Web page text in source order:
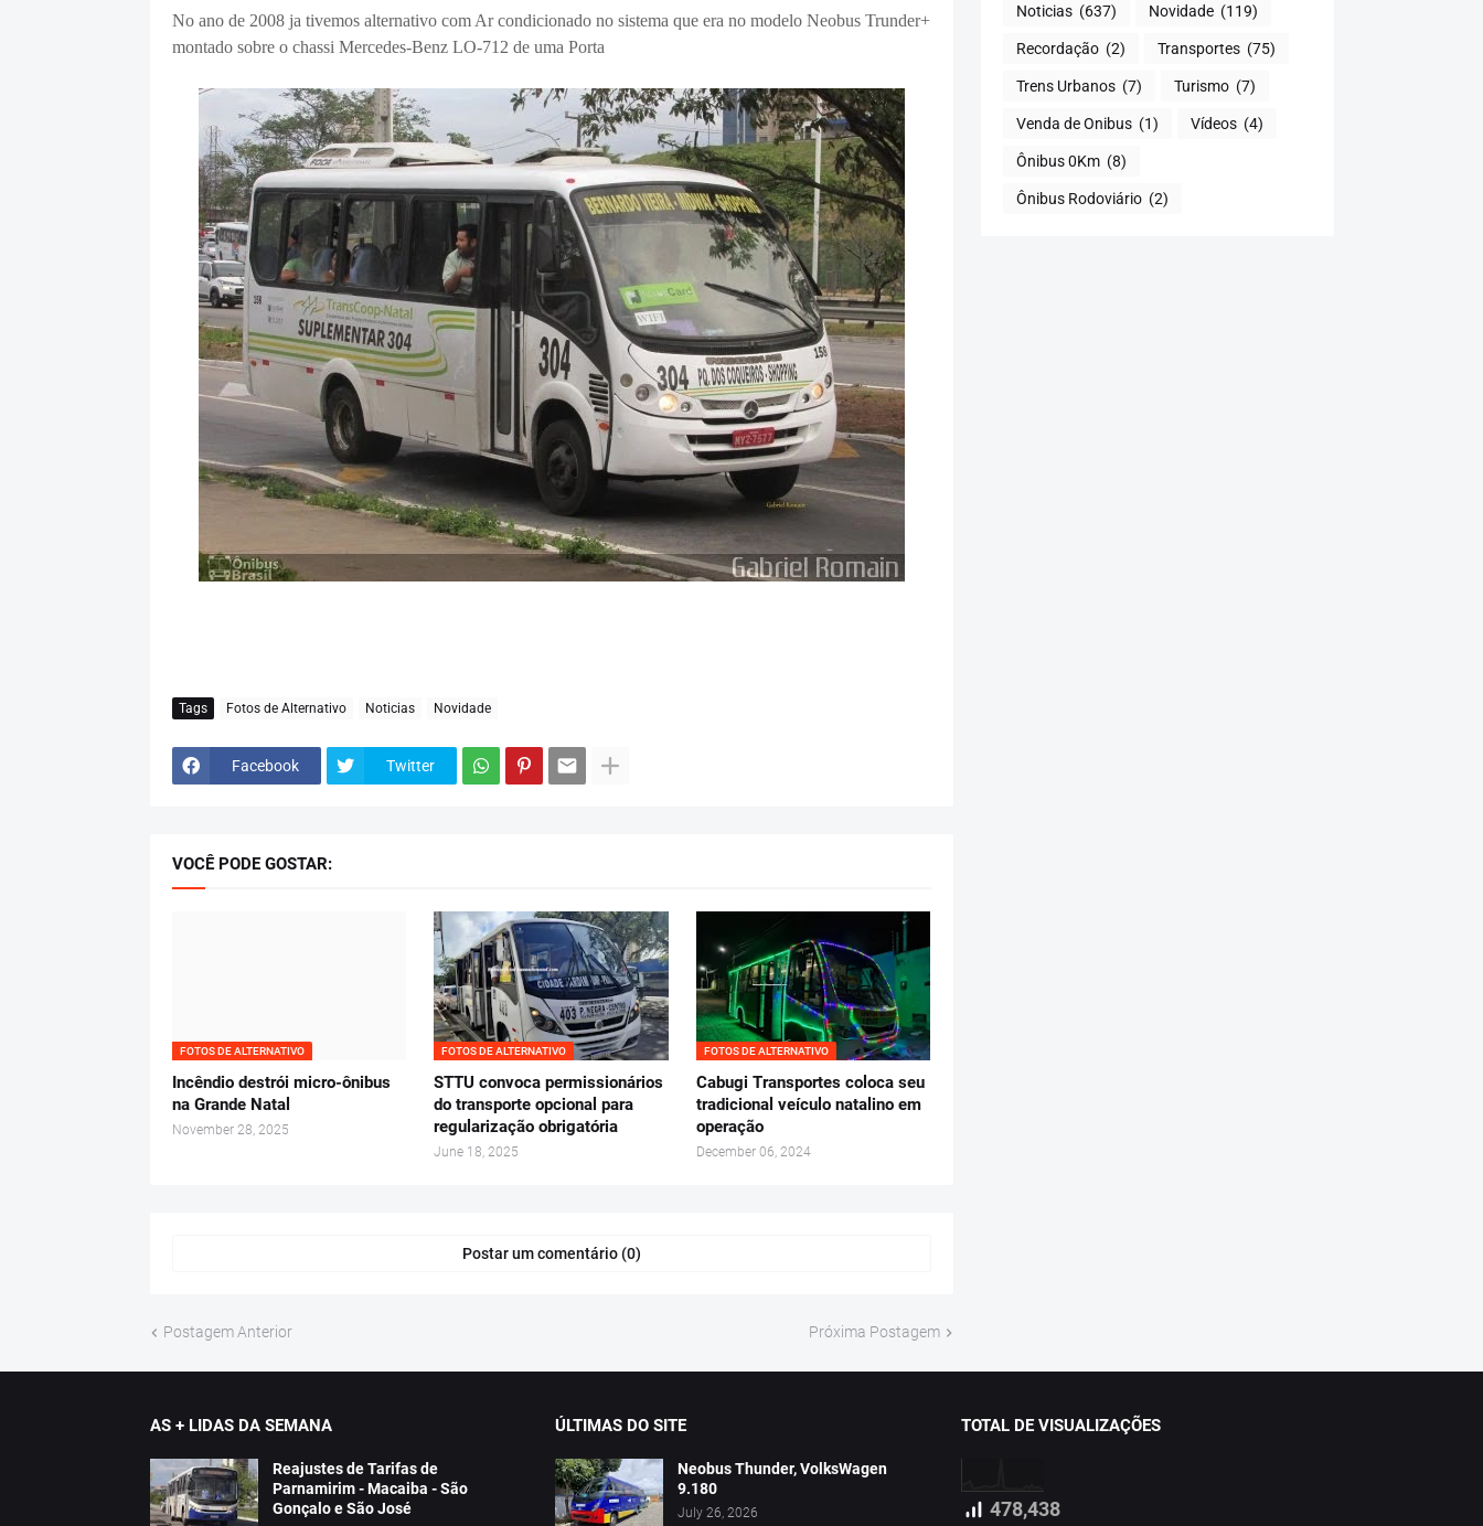
No ano de 2008 ja tivemos alternativo com Ar condicionado no sistema que era no modelo Neobus Trunder+
montado sobre o chassi Mercedes-Benz LO-712 de uma Porta
Tags Fotos de Alternativo Noticias Novidade
Facebook Twitter
VOCÊ PODE GOSTAR:
FOTOS DE ALTERNATIVO
Incêndio destrói micro-ônibus
na Grande Natal
November 28, 2025
FOTOS DE ALTERNATIVO
STTU convoca permissionários
do transporte opcional para
regularização obrigatória
June 18, 2025
FOTOS DE ALTERNATIVO
Cabugi Transportes coloca seu
tradicional veículo natalino em
operação
December 06, 2024
Postar um comentário (0)
Postagem Anterior Próxima Postagem
Noticias (637) Novidade (119)
Recordação (2) Transportes (75)
Trens Urbanos (7) Turismo (7)
Venda de Onibus (1) Vídeos (4)
Ônibus 0Km (8)
Ônibus Rodoviário (2)
AS + LIDAS DA SEMANA
Reajustes de Tarifas de
Parnamirim - Macaiba - São
Gonçalo e São José
ÚLTIMAS DO SITE
Neobus Thunder, VolksWagen
9.180
July 26, 2026
TOTAL DE VISUALIZAÇÕES
478,438